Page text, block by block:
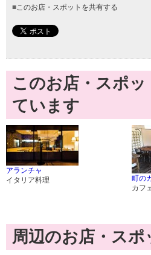
■このお店・スポットを共有する
このお店・スポ
ています
アランチャ
イタリア料理
町の
カフ
周辺のお店・スポ